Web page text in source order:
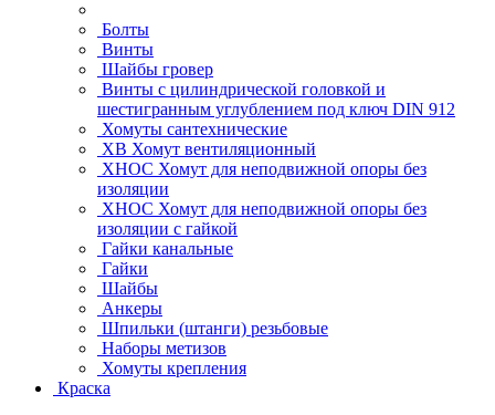
Болты
Винты
Шайбы гровер
Винты с цилиндрической головкой и
шестигранным углублением под ключ DIN 912
Хомуты сантехнические
ХВ Хомут вентиляционный
ХНОС Хомут для неподвижной опоры без
изоляции
ХНОС Хомут для неподвижной опоры без
изоляции с гайкой
Гайки канальные
Гайки
Шайбы
Анкеры
Шпильки (штанги) резьбовые
Наборы метизов
Хомуты крепления
Краска